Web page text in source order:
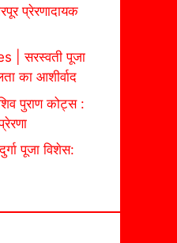
प्रेरणादायक
| सरस्वती पूजा
का आशीर्वाद
पुराण कोट्स :
पूजा विशेस: